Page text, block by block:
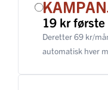
19 kr første
Deretter 69 kr/
automatisk hver